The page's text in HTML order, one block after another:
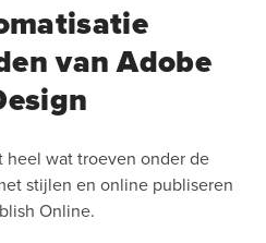
van Adobe
wat troeven onder de
stijlen en online publiseren
Online.